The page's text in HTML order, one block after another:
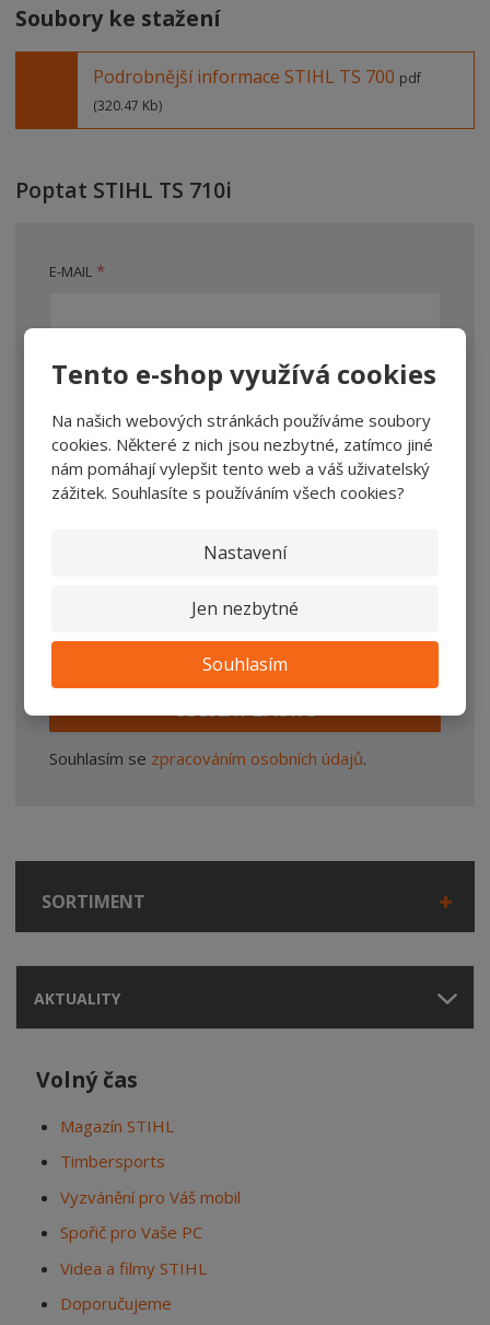
Tento e-shop využívá cookies
Na našich webových stránkách používáme soubory
cookies. Některé z nich jsou nezbytné, zatímco jiné
nám pomáhají vylepšit tento web a váš uživatelský
zážitek. Souhlasíte s používáním všech cookies?
Nastavení
Jen nezbytné
Souhlasím
Soubory ke stažení
Podrobnější informace STIHL TS 700 pdf
(320.47 Kb)
Poptat STIHL TS 710i
E-MAIL *
JMÉNO A PŘÍJMENÍ *
TEXT DOTAZU *
ODESLAT ZPRÁVU
Souhlasím se zpracováním osobních údajů.
SORTIMENT
AKTUALITY
Volný čas
Magazín STIHL
Timbersports
Vyzvánění pro Váš mobil
Spořič pro Vaše PC
Videa a filmy STIHL
Doporučujeme